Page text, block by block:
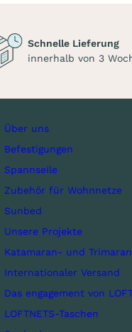
Schnelle Lieferung
innerhalb von 3
Über uns
Befestigungen
Spannseile
Zubehör für Wohnnetze
Sunbed
Unsere Projekte
Katamaran- und
Internationaler Versand
Das engagement von
LOFTNETS-Taschen